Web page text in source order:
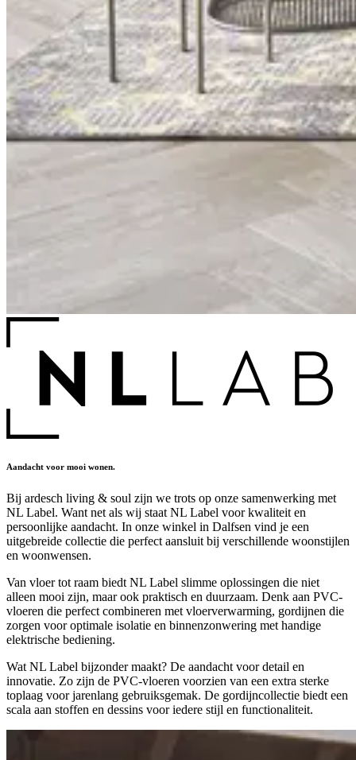
Aandacht voor mooi wonen.
Bij ardesch living & soul zijn we trots op onze samenwerking met
NL Label. Want net als wij staat NL Label voor kwaliteit en
persoonlijke aandacht. In onze winkel in Dalfsen vind je een
uitgebreide collectie die perfect aansluit bij verschillende woonstijlen
en woonwensen.
Van vloer tot raam biedt NL Label slimme oplossingen die niet
alleen mooi zijn, maar ook praktisch en duurzaam. Denk aan PVC-
vloeren die perfect combineren met vloerverwarming, gordijnen die
zorgen voor optimale isolatie en binnenzonwering met handige
elektrische bediening.
Wat NL Label bijzonder maakt? De aandacht voor detail en
innovatie. Zo zijn de PVC-vloeren voorzien van een extra sterke
toplaag voor jarenlang gebruiksgemak. De gordijncollectie biedt een
scala aan stoffen en dessins voor iedere stijl en functionaliteit.